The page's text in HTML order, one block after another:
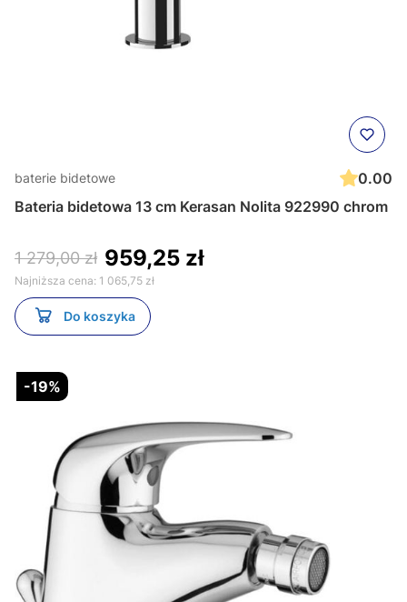
baterie bidetowe
0.00
Bateria bidetowa 13 cm Kerasan Nolita 922990 chrom
1 279,00 zł 959,25 zł
Najniższa cena: 1 065,75 zł
Do koszyka
-19%